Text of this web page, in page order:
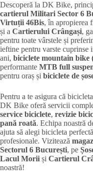
Descoperă la DK Bike,
cartierul Militari Sector 6
Virtuții 46Bis, în apropierea
și a Cartierului Crângași,
pentru toate vârstele și
ieftine pentru varste
ani, biciclete mountain bike
performante MTB full
pentru oraș și biciclete de
Pentru a te asigura că
DK Bike oferă servicii
service biciclete, revizie
pană roată. Echipa noastră
ajuta să alegi bicicleta
profesionale. Vizitează
Sectorul 6 București, pe
Lacul Morii și Cartierul
noastră!